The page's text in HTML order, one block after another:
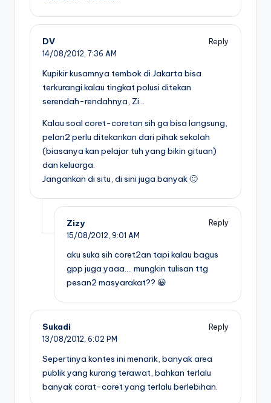
DV
Reply
14/08/2012, 7:36 AM
Kupikir kusamnya tembok di Jakarta bisa
terkurangi kalau tingkat polusi ditekan
serendah-rendahnya, Zi…
Kalau soal coret-coretan sih ga bisa langsung,
pelan2 perlu ditekankan dari pihak sekolah
(biasanya kan pelajar tuh yang bikin gituan)
dan keluarga.
Jangankan di situ, di sini juga banyak 🙂
Zizy
Reply
15/08/2012, 9:01 AM
aku suka sih coret2an tapi kalau bagus
gpp juga yaaa…. mungkin tulisan ttg
pesan2 masyarakat?? 😀
Sukadi
Reply
13/08/2012, 6:02 PM
Sepertinya kontes ini menarik, banyak area
publik yang kurang terawat, bahkan terlalu
banyak corat-coret yang terlalu berlebihan.